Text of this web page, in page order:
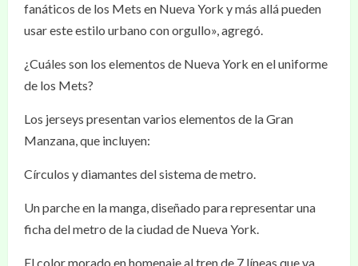
fanáticos de los Mets en Nueva York y más allá pueden
usar este estilo urbano con orgullo», agregó.
¿Cuáles son los elementos de Nueva York en el uniforme
de los Mets?
Los jerseys presentan varios elementos de la Gran
Manzana, que incluyen:
Círculos y diamantes del sistema de metro.
Un parche en la manga, diseñado para representar una
ficha del metro de la ciudad de Nueva York.
El color morado en homenaje al tren de 7 líneas que va